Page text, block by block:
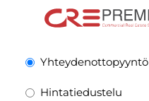
Yhteydenottopyyntö
Hintatiedustelu